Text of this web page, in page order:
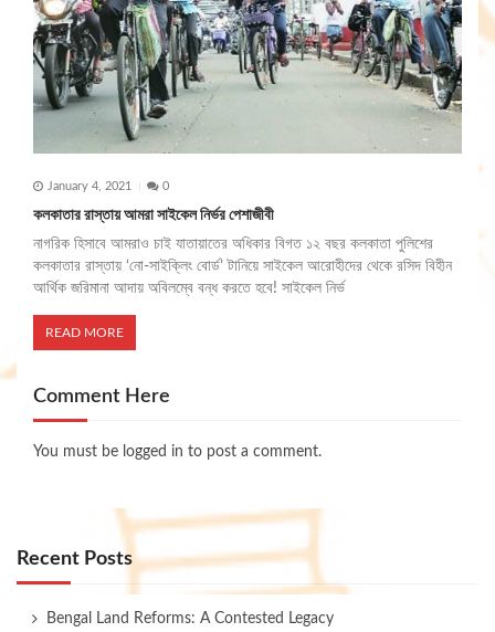
January 4, 2021 0
কলকাতার রাস্তায় আমরা সাইকেল নির্ভর পেশাজীবী
নাগরিক হিসাবে আমরাও চাই যাতায়াতের অধিকার বিগত ১২ বছর কলকাতা পুলিশের
কলকাতার রাস্তায় ‘নো-সাইক্লিং বোর্ড’ টানিয়ে সাইকেল আরোহীদের থেকে রসিদ বিহীন
আর্থিক জরিমানা আদায় অবিলম্বে বন্ধ করতে হবে! সাইকেল নির্ভ
READ MORE
Comment Here
You must be logged in to post a comment.
Recent Posts
Bengal Land Reforms: A Contested Legacy